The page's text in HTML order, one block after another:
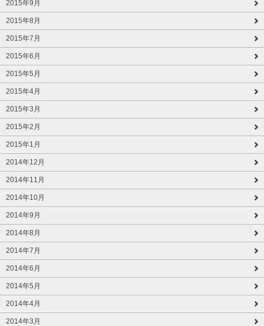
2015年9月
2015年8月
2015年7月
2015年6月
2015年5月
2015年4月
2015年3月
2015年2月
2015年1月
2014年12月
2014年11月
2014年10月
2014年9月
2014年8月
2014年7月
2014年6月
2014年5月
2014年4月
2014年3月